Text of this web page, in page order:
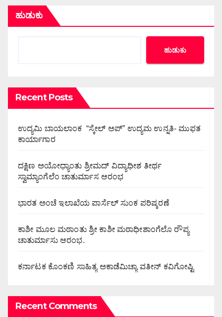
ಹುಡುಕು
ಹುಡುಕು
Recent Posts
ಉದ್ಯಮಿ ಬಾಯಲಾಂಕ “ಸ್ಕೇಲ್ ಅಪ್” ಉದ್ಯಮ ಉನ್ನತಿ- ಮುಫತ
ಕಾರ್ಯಾಗಾರ
ದಕ್ಷಿಣ ಅಯೋಧ್ಯಾಂತು ಶ್ರೀಮದ್ ವಿದ್ಯಾಧೀಶ ತೀರ್ಥ
ಸ್ವಾಮ್ಯಾಂಗೆಲೆಂ ಚಾತುರ್ಮಾಸ ಆರಂಭ
ಭಾರತ ಅಂಚೆ ಇಲಾಖೆಯ ಪಾರ್ಸೆಲ್ ಸುಂಕ ಪರಿಷ್ಕರಣೆ
ಕಾಶೀ ಮೂಲ ಮಠಾಂತು ಶ್ರೀ ಕಾಶೀ ಮಠಾಧೀಶಾಂಗೆಲೊ ರೌಪ್ಯ
ಚಾತುರ್ಮಾಸು ಆರಂಭ.
ಕರ್ನಾಟಕ ಕೊಂಕಣಿ ಸಾಹಿತ್ಯ ಅಕಾಡೆಮಿಚ್ಯಾ ವತೀನ್ ಕವಿಗೋಷ್ಟಿ
Recent Comments